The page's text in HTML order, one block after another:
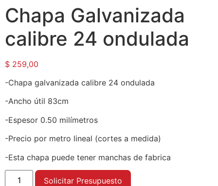
Chapa Galvanizada
calibre 24 ondulada
$ 259,00
-Chapa galvanizada calibre 24 ondulada
-Ancho útil 83cm
-Espesor 0.50 milímetros
-Precio por metro lineal (cortes a medida)
-Esta chapa puede tener manchas de fabrica
Solicitar Presupuesto